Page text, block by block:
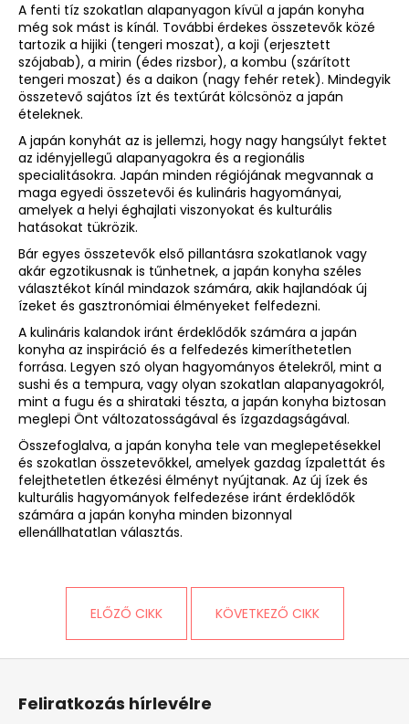
A fenti tíz szokatlan alapanyagon kívül a japán konyha
még sok mást is kínál. További érdekes összetevők közé
tartozik a hijiki (tengeri moszat), a koji (erjesztett
szójabab), a mirin (édes rizsbor), a kombu (szárított
tengeri moszat) és a daikon (nagy fehér retek). Mindegyik
összetevő sajátos ízt és textúrát kölcsönöz a japán
ételeknek.
A japán konyhát az is jellemzi, hogy nagy hangsúlyt fektet
az idényjellegű alapanyagokra és a regionális
specialitásokra. Japán minden régiójának megvannak a
maga egyedi összetevői és kulináris hagyományai,
amelyek a helyi éghajlati viszonyokat és kulturális
hatásokat tükrözik.
Bár egyes összetevők első pillantásra szokatlanok vagy
akár egzotikusnak is tűnhetnek, a japán konyha széles
választékot kínál mindazok számára, akik hajlandóak új
ízeket és gasztronómiai élményeket felfedezni.
A kulináris kalandok iránt érdeklődők számára a japán
konyha az inspiráció és a felfedezés kimeríthetetlen
forrása. Legyen szó olyan hagyományos ételekről, mint a
sushi és a tempura, vagy olyan szokatlan alapanyagokról,
mint a fugu és a shirataki tészta, a japán konyha biztosan
meglepi Önt változatosságával és ízgazdagságával.
Összefoglalva, a japán konyha tele van meglepetésekkel
és szokatlan összetevőkkel, amelyek gazdag ízpalettát és
felejthetetlen étkezési élményt nyújtanak. Az új ízek és
kulturális hagyományok felfedezése iránt érdeklődők
számára a japán konyha minden bizonnyal
ellenállhatatlan választás.
ELŐZŐ CIKK KÖVETKEZŐ CIKK
Feliratkozás hírlevélre